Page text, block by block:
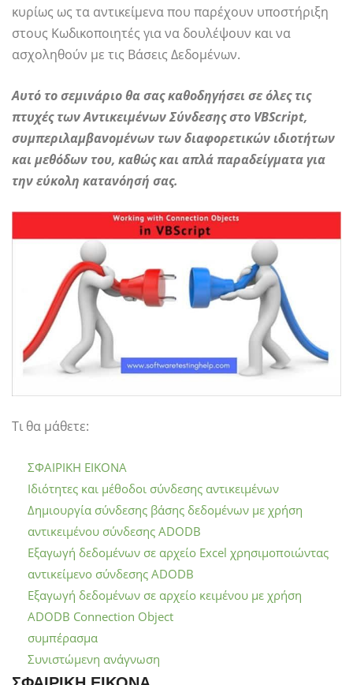
κυρίως ως τα αντικείμενα που παρέχουν υποστήριξη
στους Κωδικοποιητές για να δουλέψουν και να
ασχοληθούν με τις Βάσεις Δεδομένων.
Αυτό το σεμινάριο θα σας καθοδηγήσει σε όλες τις
πτυχές των Αντικειμένων Σύνδεσης στο VBScript,
συμπεριλαμβανομένων των διαφορετικών ιδιοτήτων
και μεθόδων του, καθώς και απλά παραδείγματα για
την εύκολη κατανόησή σας.
Τι θα μάθετε:
ΣΦΑΙΡΙΚΗ ΕΙΚΟΝΑ
Ιδιότητες και μέθοδοι σύνδεσης αντικειμένων
Δημιουργία σύνδεσης βάσης δεδομένων με χρήση
αντικειμένου σύνδεσης ADODB
Εξαγωγή δεδομένων σε αρχείο Excel χρησιμοποιώντας
αντικείμενο σύνδεσης ADODB
Εξαγωγή δεδομένων σε αρχείο κειμένου με χρήση
ADODB Connection Object
συμπέρασμα
Συνιστώμενη ανάγνωση